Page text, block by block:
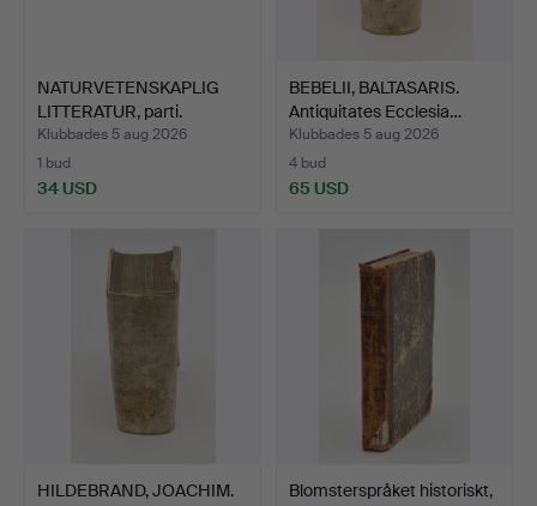
NATURVETENSKAPLIG
LITTERATUR, parti.
Klubbades 5 aug 2026
1 bud
34 USD
BEBELII, BALTASARIS.
Antiquitates Ecclesia…
Klubbades 5 aug 2026
4 bud
65 USD
HILDEBRAND, JOACHIM.
Blomsterspråket historiskt,